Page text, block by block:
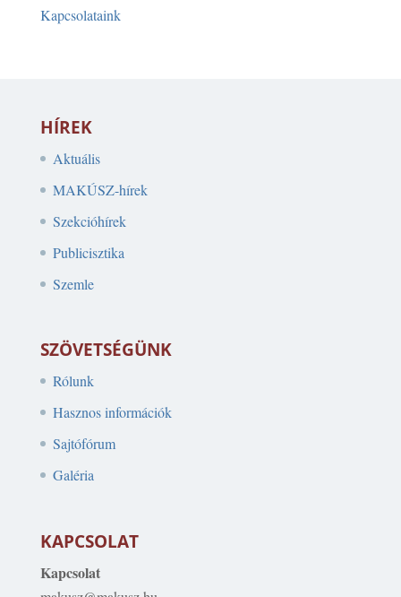
Kapcsolataink
HÍREK
Aktuális
MAKÚSZ-hírek
Szekcióhírek
Publicisztika
Szemle
SZÖVETSÉGÜNK
Rólunk
Hasznos információk
Sajtófórum
Galéria
KAPCSOLAT
Kapcsolat